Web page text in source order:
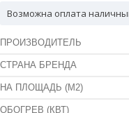
Возможна оплата
ПРОИЗВОДИТЕЛЬ
СТРАНА БРЕНДА
НА ПЛОЩАДЬ (М2)
ОБОГРЕВ (КВТ)